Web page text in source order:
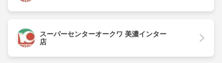
スーパーセンターオークワ 美濃インター
店